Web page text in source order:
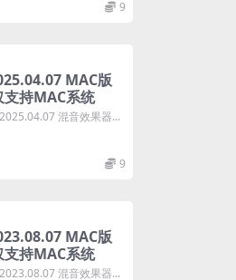
9
MAC版
持MAC系统
混音效果器...
9
MAC版
持MAC系统
混音效果器...